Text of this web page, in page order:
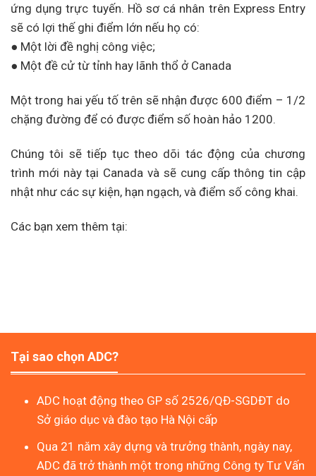
ứng dụng trực tuyến. Hồ sơ cá nhân trên Express Entry
sẽ có lợi thế ghi điểm lớn nếu họ có:
● Một lời đề nghị công việc;
● Một đề cử từ tỉnh hay lãnh thổ ở Canada
Một trong hai yếu tố trên sẽ nhận được 600 điểm – 1/2
chặng đường để có được điểm số hoàn hảo 1200.
Chúng tôi sẽ tiếp tục theo dõi tác động của chương
trình mới này tại Canada và sẽ cung cấp thông tin cập
nhật như các sự kiện, hạn ngạch, và điểm số công khai.
Các bạn xem thêm tại:
Tại sao chọn ADC?
ADC hoạt động theo GP số 2526/QĐ-SGDĐT do
Sở giáo dục và đào tạo Hà Nội cấp
Qua 21 năm xây dựng và trưởng thành, ngày nay,
ADC đã trở thành một trong những Công ty Tư Vấn